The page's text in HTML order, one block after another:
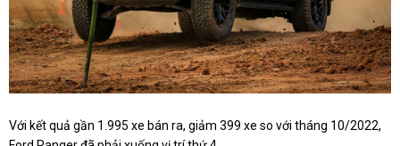
Với kết quả gần 1.995 xe bán ra, giảm 399 xe so với tháng 10/2022,